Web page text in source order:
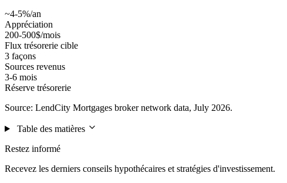
~4-5%/an
Appréciation
200-500$/mois
Flux trésorerie cible
3 façons
Sources revenus
3-6 mois
Réserve trésorerie
Source: LendCity Mortgages broker network data, July 2026.
Table des matières
Restez informé
Recevez les derniers conseils hypothécaires et stratégies d'investissement.